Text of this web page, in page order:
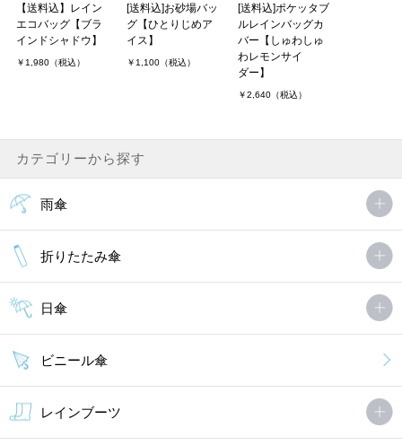
【送料込】レイン
エコバッグ【ブラ
インドシャドウ】
￥1,980（税込）
[送料込]お砂場バッ
グ【ひとりじめア
イス】
￥1,100（税込）
[送料込]ポケッタブ
ルレインバッグカ
バー【しゅわしゅ
わレモンサイ
ダー】
￥2,640（税込）
カテゴリーから探す
雨傘
折りたたみ傘
日傘
ビニール傘
レインブーツ